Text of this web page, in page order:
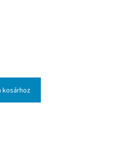
kosárhoz